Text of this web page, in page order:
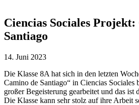
Ciencias Sociales Projekt:
Santiago
14. Juni 2023
Die Klasse 8A hat sich in den letzten
Camino de Santiago“ in Ciencias Sociales
großer Begeisterung gearbeitet und das ist
Die Klasse kann sehr stolz auf ihre Arbeit